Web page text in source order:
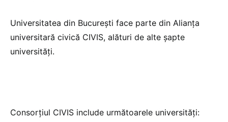
Universitatea din București face parte din Alianța
universitară civică CIVIS, alături de alte șapte
universități.
Consorțiul CIVIS include următoarele universități: